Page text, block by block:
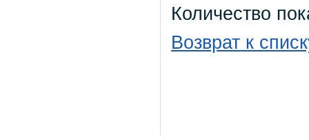
Количество
Возврат к